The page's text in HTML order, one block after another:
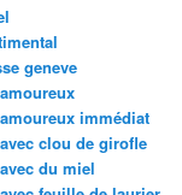
geneve
immédiat
clou de girofle
du miel